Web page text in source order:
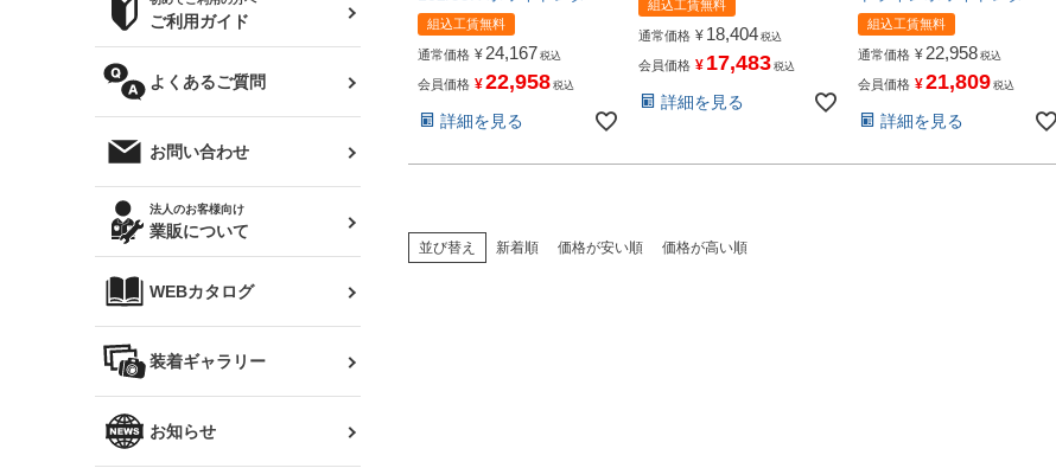
オリジンアーム(足回り)
レンズ
マフラー
メンテナンスパーツ
JZX110 マークⅡ
ハイエース
レビン
トレノ
マークX
クラウン
クラウンマジェスタ
アリスト
ソアラ
シルビア S15
180SX
ワンビア
Z32 フェアレディZ
R34 スカイライン
デリカ D:5
軽自動車
汎用
ジムニー用タイヤ
ハイエース・バン用タイ
ホイールナット
トップス(長袖)
パーカー
オーバーオール(つなぎ)
タオル
帽子
バッグ
ファッション小物
お気に入りリスト
クーポンを見る
閲覧履歴
ニュースレターお申し込み
ご利用ガイド
よくあるご質問
お問い合わせ
法人のお客様向け
業販について
WEBカタログ
装着ギャラリー
お知らせ
組込工賃無料
通常価格 ¥ 24,167 税込
会員価格 ¥22,958 税込
詳細を見る
組込工賃無料
通常価格 ¥ 18,404 税込
会員価格 ¥ 17,483 税込
詳細を見る
組込工賃無料
通常価格 ¥ 22,958 税込
会員価格 ¥21,809 税込
詳細を見る
並び替え 新着順 価格が安い順 価格が高い順